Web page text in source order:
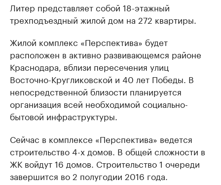
Литер представляет собой 18-этажный
трехподъездный жилой дом на 272 квартиры.
Жилой комплекс «Перспектива» будет
расположен в активно развивающемся районе
Краснодара, вблизи пересечения улиц
Восточно-Кругликовской и 40 лет Победы. В
непосредственной близости планируется
организация всей необходимой социально-
бытовой инфраструктуры.
Сейчас в комплексе «Перспектива» ведется
строительство 4-х домов. В общей сложности в
ЖК войдут 16 домов. Строительство 1 очереди
завершится во 2 полугодии 2016 года.